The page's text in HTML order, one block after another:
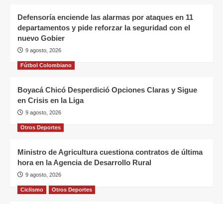
Defensoría enciende las alarmas por ataques en 11
departamentos y pide reforzar la seguridad con el
nuevo Gobier
9 agosto, 2026
Fútbol Colombiano
Boyacá Chicó Desperdició Opciones Claras y Sigue
en Crisis en la Liga
9 agosto, 2026
Otros Deportes
Ministro de Agricultura cuestiona contratos de última
hora en la Agencia de Desarrollo Rural
9 agosto, 2026
Ciclismo Otros Deportes